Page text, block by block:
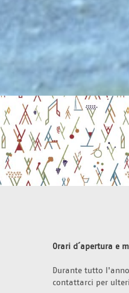
Orari d´apertura e
Durante tutto
contattarci per